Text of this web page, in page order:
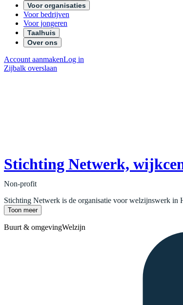
Voor organisaties
Voor bedrijven
Voor jongeren
Taalhuis
Over ons
Account aanmakenLog in
Zijbalk overslaan
Stichting Netwerk,
Non-profit
Stichting Netwerk is de organisatie voor welzijnswerk in
Toon meer
Buurt & omgevingWelzijn